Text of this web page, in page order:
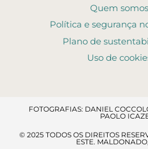
Quem somos
Política e segurança
Plano de
Uso de
FOTOGRAFIAS: DANIEL
PAOLO
© 2025 TODOS OS DIREITOS
ESTE.